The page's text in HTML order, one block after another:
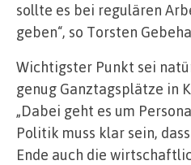
sollte es bei regulären
geben“, so Torsten
Wichtigster Punkt sei
genug Ganztagsplätze in
„Dabei geht es um
Politik muss klar sein,
Ende auch die